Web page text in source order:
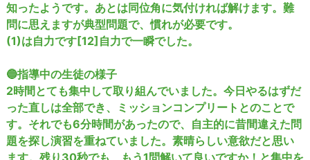
知ったようです。あとは同位角に気付ければ解けます。難
問に思えますが典型問題で、慣れが必要です。
(1)は自力です[12]自力で一瞬でした。
🔵指導中の生徒の様子
2時間とても集中して取り組んでいました。今日やるはずだ
った直しは全部でき、ミッションコンプリートとのことで
す。それでも6分時間があったので、自主的に昔間違えた問
題を探し演習を重ねていました。素晴らしい意欲だと思い
ます。残り30秒でも、もう1問解いて良いですか！と集中を